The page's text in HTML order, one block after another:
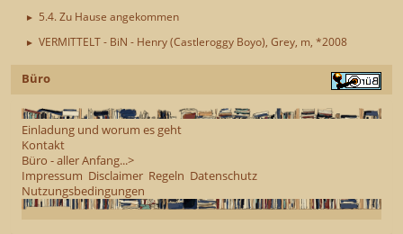
► 5.4. Zu Hause angekommen
► VERMITTELT - BiN - Henry (Castleroggy Boyo), Grey, m, *2008
Büro
Einladung und worum es geht
Kontakt
Büro - aller Anfang...>
Impressum Disclaimer Regeln Datenschutz
Nutzungsbedingungen